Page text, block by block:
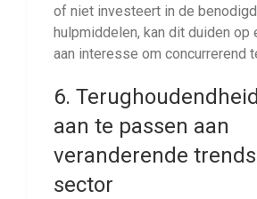
of niet investeert in de
hulpmiddelen, kan dit duiden op
aan interesse om concurrerend
6.
aan te passen aan
veranderende
sector